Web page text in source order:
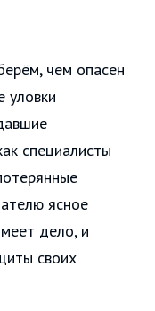
чем опасен
уловки
специалисты
ясное
дело, и
своих